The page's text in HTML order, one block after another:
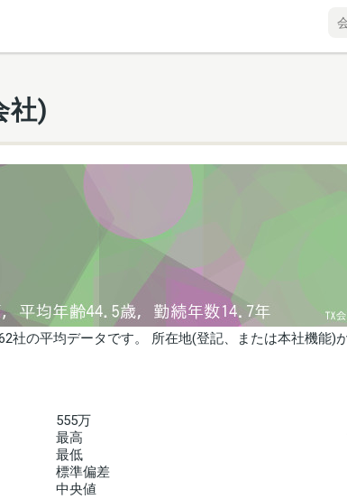
社)
社の平均データです。 所在地(登記、または本社機能)
555万
最高
最低
標準偏差
中央値